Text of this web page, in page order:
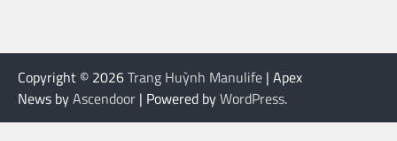
Copyright © 2026Trang Huỳnh Manulife | Apex
News byAscendoor | Powered byWordPress.